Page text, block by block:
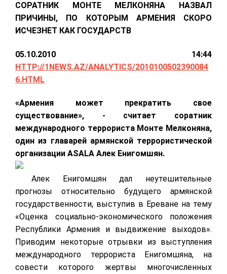
СОРАТНИК МОНТЕ МЕЛКОНЯНА НАЗВАЛ
ПРИЧИНЫ, ПО КОТОРЫМ АРМЕНИЯ СКОРО
ИСЧЕЗНЕТ КАК ГОСУДАРСТВ
05.10.2010 14:44
HTTP://1NEWS.AZ/ANALYTICS/2010100502390084
6.HTML
«Армения может прекратить свое
существование», - считает соратник
международного террориста Монте Мелконяна,
один из главарей армянской террористической
организации ASALA Алек Енигомшян.
Алек Енигомшян дал неутешительные
прогнозы относительно будущего армянской
государственности, выступив в Ереване на тему
«Оценка социально-экономического положения
Республики Армения и выдвижение выходов».
Приводим некоторые отрывки из выступления
международного террориста Енигомшяна, на
совести которого жертвы многочисленных